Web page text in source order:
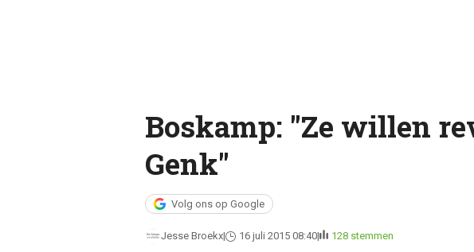
Boskamp: "Ze willen
Genk"
Volg ons op Google
Jesse Broekx 16 juli 2015 08:40 128 stemmen